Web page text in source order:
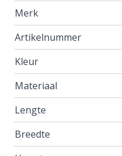
Merk
Artikelnummer
Kleur
Materiaal
Lengte
Breedte